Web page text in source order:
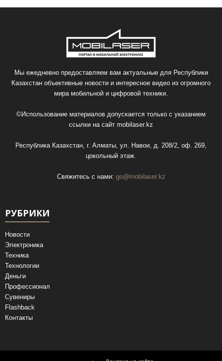
Мы ежедневно предоставляем вам актуальные для Республики
Казахстан объективные новости и интересное видео из огромного
мира мобильной и цифровой техники.
©Использование материалов допускается только с указанием
ссылки на сайт mobilaser.kz
Республика Казахстан, г. Алматы, ул. Навои, д. 208/2, оф. 269,
цокольный этаж.
Свяжитесь с нами: go@mobilaser.kz
РУБРИКИ
Новости
Электроника
Техника
Технологии
Деньги
Профессионал
Сувениры
Flashback
Контакты